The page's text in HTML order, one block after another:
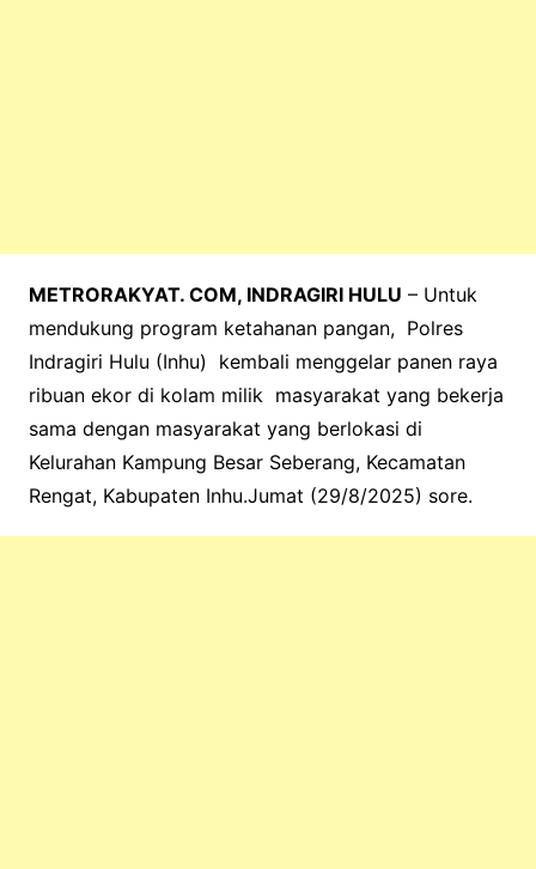
METRORAKYAT. COM, INDRAGIRI HULU – Untuk
mendukung program ketahanan pangan, Polres
Indragiri Hulu (Inhu) kembali menggelar panen raya
ribuan ekor di kolam milik masyarakat yang bekerja
sama dengan masyarakat yang berlokasi di
Kelurahan Kampung Besar Seberang, Kecamatan
Rengat, Kabupaten Inhu.Jumat (29/8/2025) sore.